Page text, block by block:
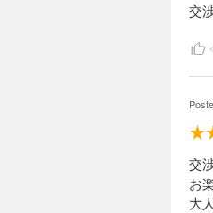
交
交
お
大